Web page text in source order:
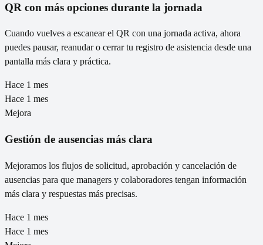
QR con más opciones durante la jornada
Cuando vuelves a escanear el QR con una jornada activa, ahora
puedes pausar, reanudar o cerrar tu registro de asistencia desde una
pantalla más clara y práctica.
Hace 1 mes
Hace 1 mes
Mejora
Gestión de ausencias más clara
Mejoramos los flujos de solicitud, aprobación y cancelación de
ausencias para que managers y colaboradores tengan información
más clara y respuestas más precisas.
Hace 1 mes
Hace 1 mes